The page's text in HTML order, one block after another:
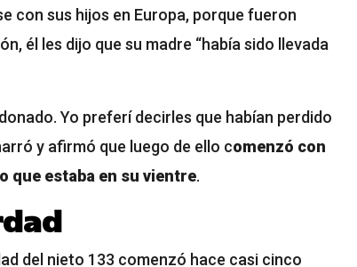
con sus hijos en Europa, porque fueron
él les dijo que su madre “había sido llevada
Yo preferí decirles que habían perdido
y afirmó que luego de ello comenzó con
que estaba en su vientre.
del nieto 133 comenzó hace casi cinco